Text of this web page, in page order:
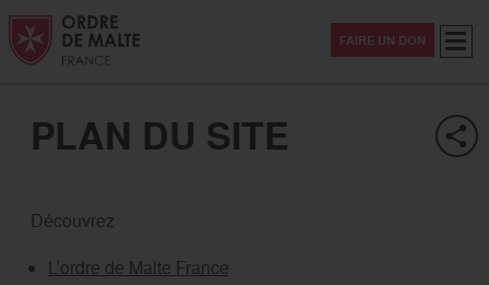
Aller au contenu
Aller à la recherche
Aller au menu
FAIRE UN DON
PLAN DU SITE
Découvrez
L’ordre de Malte France